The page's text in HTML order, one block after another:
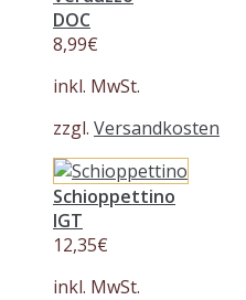
DOC
8,99€
inkl. MwSt.
zzgl. Versandkosten
Schioppettino
IGT
12,35€
inkl. MwSt.